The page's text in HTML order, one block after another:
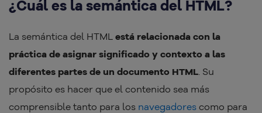
¿Cuál es la semántica del HTML?
La semántica del HTML está relacionada con la
práctica de asignar significado y contexto a las
diferentes partes de un documento HTML . Su
propósito es hacer que el contenido sea más
comprensible tanto para los navegadores como para